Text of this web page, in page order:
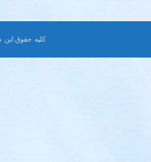
کلیه حقوق این